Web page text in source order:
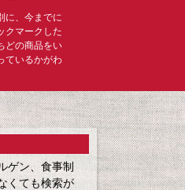
に、今までに
クマークした
どの商品をい
ているかがわ
ゲン、食事制
くても検索が